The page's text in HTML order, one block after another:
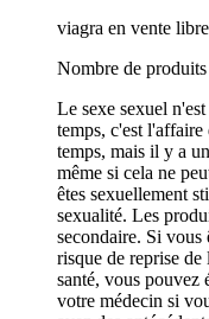
viagra en vente
Nombre de
Le sexe sexuel
temps, c'est
temps, mais il y a
même si cela ne
êtes sexuellement
sexualité. Les
secondaire. Si vous
risque de reprise
santé, vous pouvez
votre médecin si